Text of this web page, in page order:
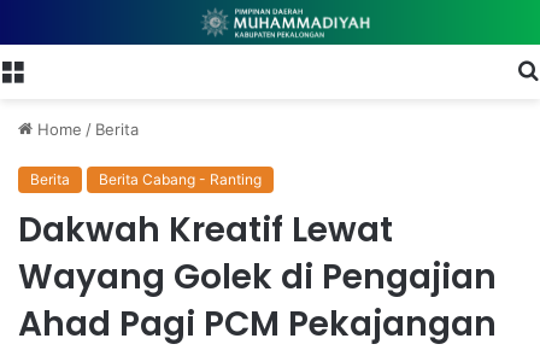
Home / Berita
Berita Berita Cabang - Ranting
Dakwah Kreatif Lewat
Wayang Golek di Pengajian
Ahad Pagi PCM Pekajangan